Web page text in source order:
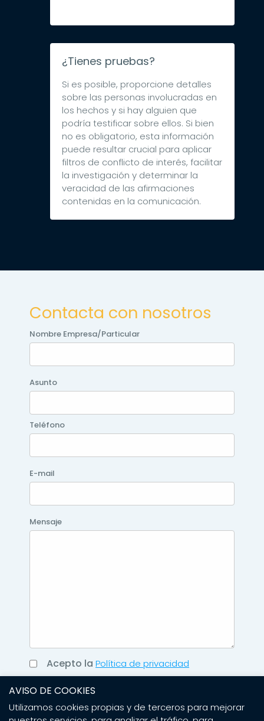
¿Tienes pruebas?
Si es posible, proporcione detalles
sobre las personas involucradas en
los hechos y si hay alguien que
podría testificar sobre ellos. Si bien
no es obligatorio, esta información
puede resultar crucial para aplicar
filtros de conflicto de interés, facilitar
la investigación y determinar la
veracidad de las afirmaciones
contenidas en la comunicación.
Contacta con nosotros
Nombre Empresa/Particular
Asunto
Teléfono
E-mail
Mensaje
Acepto la Política de privacidad
AVISO DE COOKIES
Utilizamos cookies propias y de terceros para mejorar